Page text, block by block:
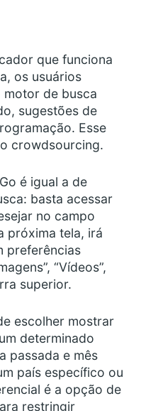
que funciona
os usuários
de busca
sugestões de
Esse
crowdsourcing.
é igual a de
basta acessar
no campo
próxima tela, irá
preferências
“Vídeos”,
superior.
escolher mostrar
determinado
passada e mês
país específico ou
é a opção de
restringir